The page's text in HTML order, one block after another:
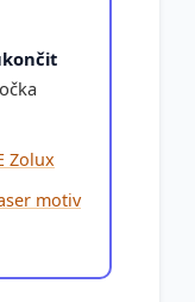
Zolux
motiv